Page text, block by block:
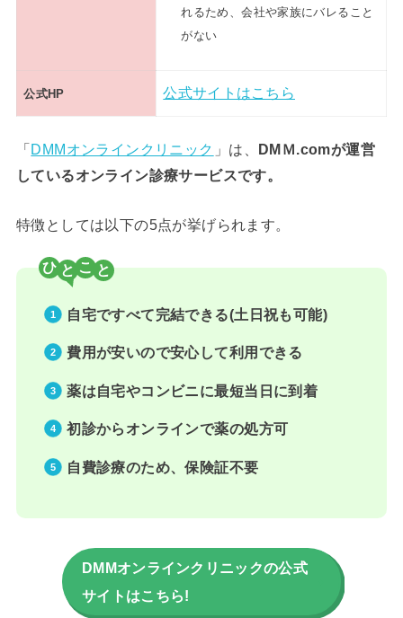
れるため、会社や家族にバレること
がない
公式HP 公式サイトはこちら
「DMMオンラインクリニック 」は、 DMＭ.comが運営
しているオンライン診療サービスです。
特徴としては以下の5点が挙げられます。
ひ こ
自宅ですべて完結できる(土日祝も可能)
費用が安いので安心して利用できる
薬は自宅やコンビニに最短当日に到着
初診からオンラインで薬の処方可
自費診療のため、保険証不要
DMMオンラインクリニックの公式
サイトはこちら!